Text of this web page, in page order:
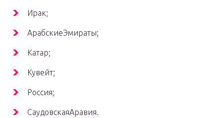
Ирак;
АрабскиеЭмираты;
Катар;
Кувейт;
Россия;
СаудовскаяАравия.